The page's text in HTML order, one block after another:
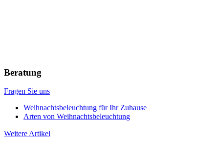
Beratung
Fragen Sie uns
Weihnachtsbeleuchtung für Ihr Zuhause
Arten von Weihnachtsbeleuchtung
Weitere Artikel